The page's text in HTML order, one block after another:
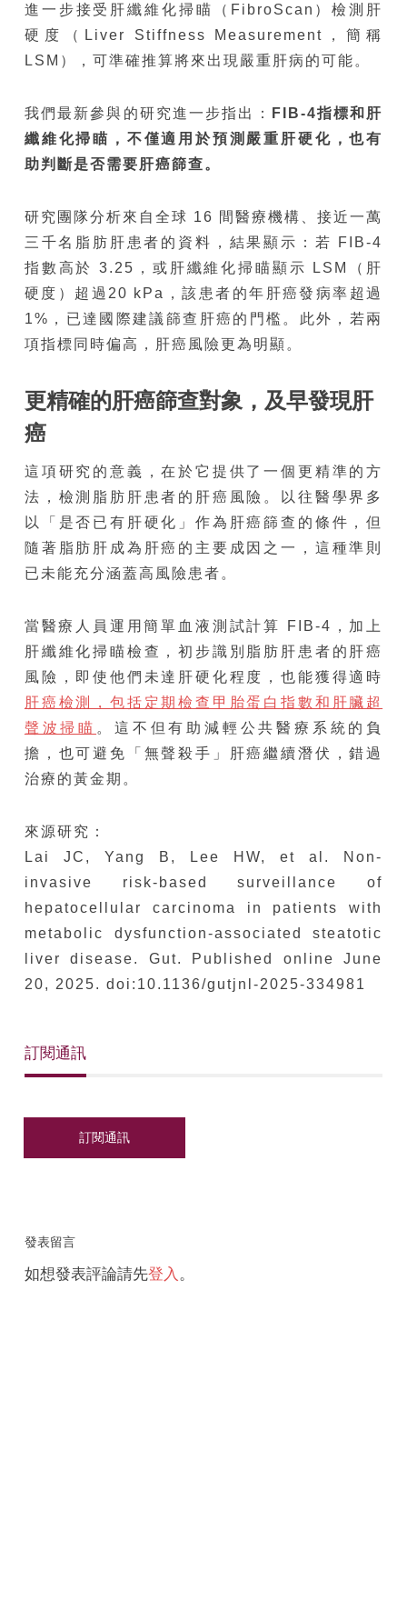
進一步接受肝纖維化掃瞄（FibroScan）檢測肝
硬度（Liver Stiffness Measurement，簡稱
LSM），可準確推算將來出現嚴重肝病的可能。
我們最新參與的研究進一步指出： FIB-4指標和肝
纖維化掃瞄，不僅適用於預測 嚴重肝硬化，也有
助判斷是否需要肝癌篩查。
研究團隊分析來自全球 16 間醫療機構、接近一萬
三千名脂肪肝患者的資料，結果顯示：若 FIB-4
指數高於 3.25，或肝纖維化掃瞄顯示 LSM（肝
硬度）超過20 kPa，該患者的年肝癌發病率超過
1%，已達國際建議篩查肝癌的門檻。此外，若兩
項指標同時偏高，肝癌風險更為明顯。
更精確的肝癌篩查對象，及早發現肝
癌
這項研究的意義，在於它提供了一個更精準的方
法，檢測脂肪肝患者的肝癌風險。以往醫學界多
以「是否已有肝硬化」作為肝癌篩查的條件，但
隨著脂肪肝成為肝癌的主要成因之一，這種準則
已未能充分涵蓋高風險患者。
當醫療人員運用簡單血液測試計算 FIB-4，加上
肝纖維化掃瞄檢查，初步識別脂肪肝患者的肝癌
風險，即使他們未達肝硬化程度，也能獲得適時
肝癌檢測，包括定期檢查甲胎蛋白指數和肝臟超
聲波掃瞄 。這不但有助減輕公共醫療系統的負
擔，也可避免「無聲殺手」肝癌繼續潛伏，錯過
治療的黃金期。
來源研究：
Lai JC, Yang B, Lee HW, et al. Non-
invasive risk-based surveillance of
hepatocellular carcinoma in patients with
metabolic dysfunction-associated steatotic
liver disease. Gut. Published online June
20, 2025. doi:10.1136/gutjnl-2025-334981
訂閱通訊
發表留言
如想發表評論請先登入 。